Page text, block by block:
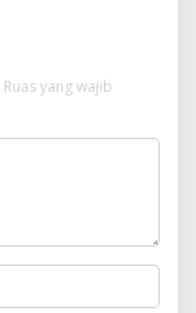
Ruas yang wajib